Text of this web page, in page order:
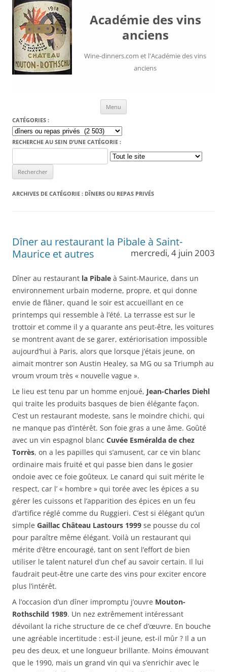
Académie des vins
anciens
Wine-dinners.com et l'Académie des vins
anciens
Menu
CATÉGORIES :
Catégories
:
RECHERCHE AU SEIN D’UNE CATÉGORIE :
for:
ARCHIVES DE CATÉGORIE : DÎNERS OU REPAS PRIVÉS
Dîner au restaurant la Pibale à Saint-
Maurice et autres
mercredi, 4 juin 2003
Dîner au restaurant la Pibale à Saint-Maurice, dans un
environnement urbain moderne, propre, et qui donne
envie de flâner, quand le soir est accueillant en ce
printemps qui ressemble à l’été. La terrasse est sur le
trottoir et comme il y a quarante ans peut-être, les voitures
se montrent avant de se garer, extériorisation impossible
aujourd’hui à Paris, alors que lorsque j’étais jeune, on
aimait montrer son Austin Healey, sa MG ou sa Triumph au
vroum vroum très « nouvelle vague ».
Le lieu est tenu par un homme enjoué, Jean-Charles Diehl
qui traite les produits basques de bien élégante façon.
C’est un restaurant modeste, sans le moindre chichi, qui
ne manque pas d’intérêt. Son foie gras a une âme. Goûté
avec un vin espagnol blanc Cuvée Esméralda de chez
Torrès, on a les papilles qui s’amusent, car ce vin blanc
ordinaire mais fruité et qui passe bien dans le gosier
ondoie avec ce foie goûteux. Le canard qui suit mérite le
respect, car l’ « hombre » qui torée avec les épices a su
gérer les cuissons et l’apparition des épices en un feu
d’artifice réglé comme du Ruggieri. C’est si élégant qu’un
simple Gaillac Château Lastours 1999 se pousse du col
pour paraître même élégant. Voilà un restaurant qui
mérite d’être encouragé, tant on sent l’effort de bien
utiliser le talent naturel d’un chef au savoir certain. Il lui
faudrait peut-être une carte des vins pour exciter encore
plus l’intérêt.
A l’occasion d’un dîner impromptu j’ouvre Mouton-
Rothschild 1989. Un nez extrêmement intéressant
dévoilant la riche structure de ce chef d’œuvre. En bouche
une agréable incertitude : est-il jeune, est-il mûr ? Il a un
peu des deux, et une longueur brillante. Moins émouvant
que le 1990, mais un grand vin qui va s’enrichir avec le